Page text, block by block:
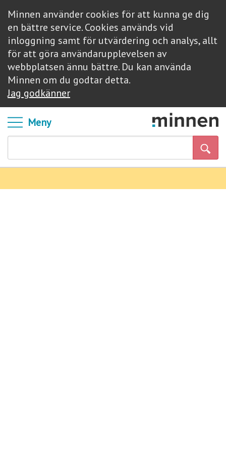
Minnen använder cookies för att kunna ge dig
en bättre service. Cookies används vid
inloggning samt för utvärdering och analys, allt
för att göra användarupplevelsen av
webbplatsen ännu bättre. Du kan använda
Minnen om du godtar detta.
Jag godkänner
Meny